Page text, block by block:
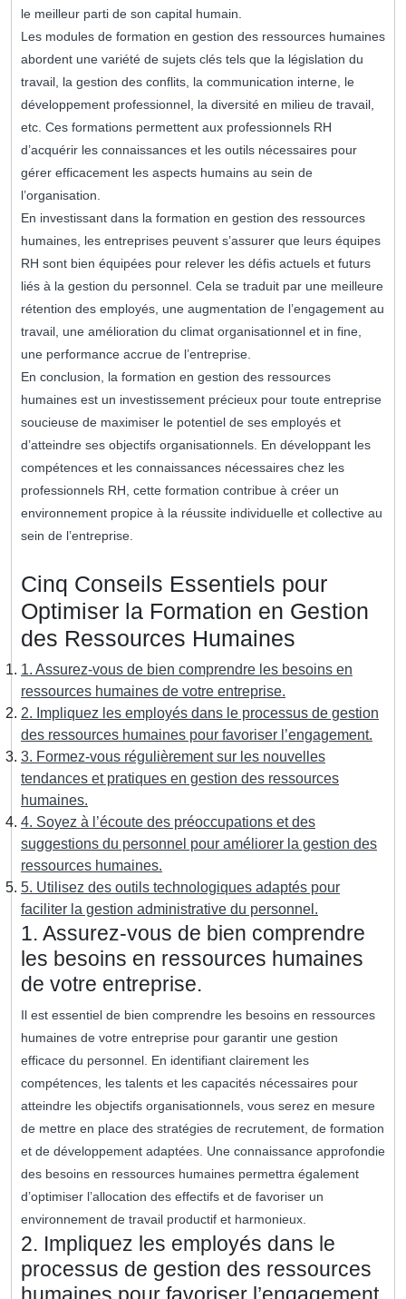
le meilleur parti de son capital humain.
Les modules de formation en gestion des ressources humaines
abordent une variété de sujets clés tels que la législation du
travail, la gestion des conflits, la communication interne, le
développement professionnel, la diversité en milieu de travail,
etc. Ces formations permettent aux professionnels RH
d’acquérir les connaissances et les outils nécessaires pour
gérer efficacement les aspects humains au sein de
l’organisation.
En investissant dans la formation en gestion des ressources
humaines, les entreprises peuvent s’assurer que leurs équipes
RH sont bien équipées pour relever les défis actuels et futurs
liés à la gestion du personnel. Cela se traduit par une meilleure
rétention des employés, une augmentation de l’engagement au
travail, une amélioration du climat organisationnel et in fine,
une performance accrue de l’entreprise.
En conclusion, la formation en gestion des ressources
humaines est un investissement précieux pour toute entreprise
soucieuse de maximiser le potentiel de ses employés et
d’atteindre ses objectifs organisationnels. En développant les
compétences et les connaissances nécessaires chez les
professionnels RH, cette formation contribue à créer un
environnement propice à la réussite individuelle et collective au
sein de l’entreprise.
Cinq Conseils Essentiels pour
Optimiser la Formation en Gestion
des Ressources Humaines
1. Assurez-vous de bien comprendre les besoins en
ressources humaines de votre entreprise.
2. Impliquez les employés dans le processus de gestion
des ressources humaines pour favoriser l’engagement.
3. Formez-vous régulièrement sur les nouvelles
tendances et pratiques en gestion des ressources
humaines.
4. Soyez à l’écoute des préoccupations et des
suggestions du personnel pour améliorer la gestion des
ressources humaines.
5. Utilisez des outils technologiques adaptés pour
faciliter la gestion administrative du personnel.
1. Assurez-vous de bien comprendre
les besoins en ressources humaines
de votre entreprise.
Il est essentiel de bien comprendre les besoins en ressources
humaines de votre entreprise pour garantir une gestion
efficace du personnel. En identifiant clairement les
compétences, les talents et les capacités nécessaires pour
atteindre les objectifs organisationnels, vous serez en mesure
de mettre en place des stratégies de recrutement, de formation
et de développement adaptées. Une connaissance approfondie
des besoins en ressources humaines permettra également
d’optimiser l’allocation des effectifs et de favoriser un
environnement de travail productif et harmonieux.
2. Impliquez les employés dans le
processus de gestion des ressources